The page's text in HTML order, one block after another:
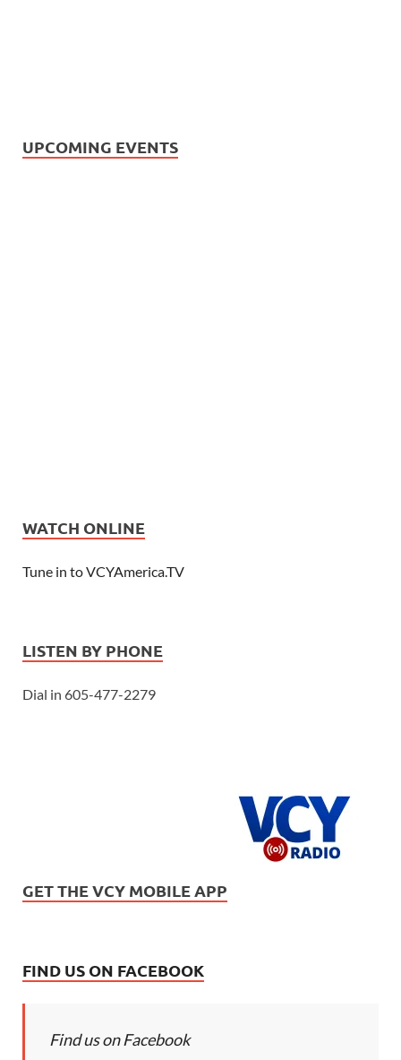
UPCOMING EVENTS
WATCH ONLINE
Tune in to VCYAmerica.TV
LISTEN BY PHONE
Dial in 605-477-2279
GET THE VCY MOBILE APP
FIND US ON FACEBOOK
Find us on Facebook